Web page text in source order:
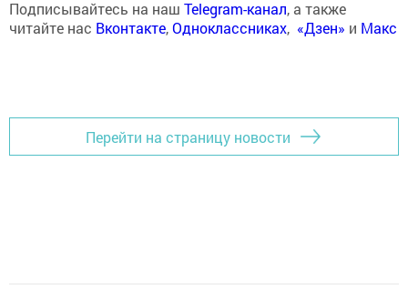
Подписывайтесь на наш Telegram-канал, а также
читайте нас Вконтакте,Одноклассниках, «Дзен» и Макс
Перейти на страницу новости